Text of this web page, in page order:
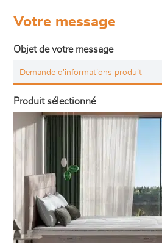
Votre message
Objet de votre message
Produit sélectionné